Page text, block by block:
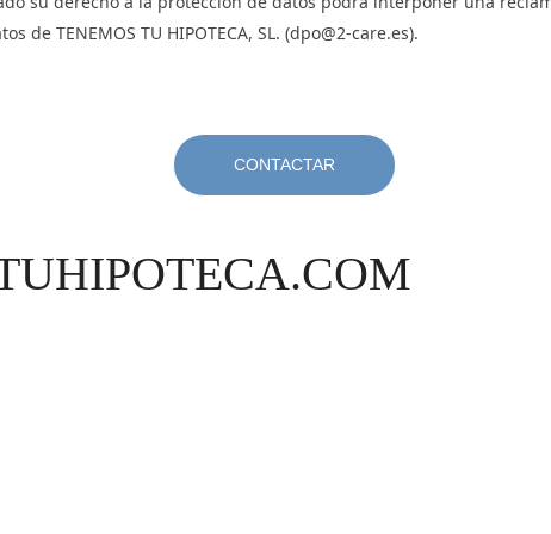
de TENEMOS TU HIPOTECA, SL. (dpo@2-care.es).